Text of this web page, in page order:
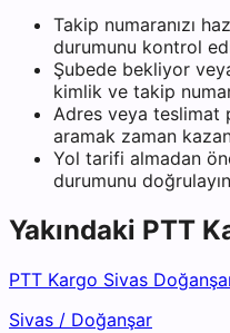
Takip numaranızı
durumunu kontrol
Şubede bekliyor
kimlik ve takip
Adres veya teslimat
aramak zaman
Yol tarifi almadan
durumunu
Yakındaki PTT
PTT Kargo Sivas
Sivas / Doğanşar